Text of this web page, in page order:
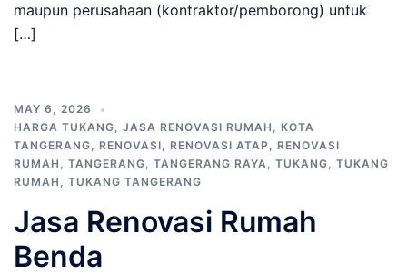
maupun perusahaan (kontraktor/pemborong) untuk
[…]
MAY 6, 2026
HARGA TUKANG, JASA RENOVASI RUMAH , KOTA
TANGERANG, RENOVASI, RENOVASI ATAP , RENOVASI
RUMAH , TANGERANG, TANGERANG RAYA, TUKANG, TUKANG
RUMAH , TUKANG TANGERANG
Jasa Renovasi Rumah
Benda